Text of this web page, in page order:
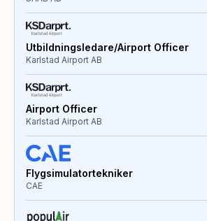
Utbildningsledare/Airport Officer
Karlstad Airport AB
Airport Officer
Karlstad Airport AB
Flygsimulatortekniker
CAE